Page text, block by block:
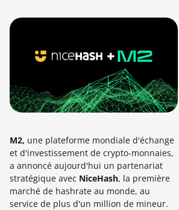
M2, une plateforme mondiale d'échange
et d'investissement de crypto-monnaies,
a annoncé aujourd'hui un partenariat
stratégique avec NiceHash, la première
marché de hashrate au monde, au
service de plus d'un million de mineur.